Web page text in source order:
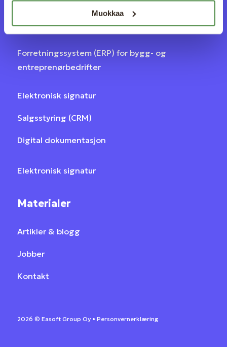
Muokkaa
Løsninger
Forretningssystem (ERP) for bygg- og
entreprenørbedrifter
Elektronisk signatur
Salgsstyring (CRM)
Digital dokumentasjon
Elektronisk signatur
Materialer
Artikler & blogg
Jobber
Kontakt
2026 © Easoft Group Oy • Personvernerklæring